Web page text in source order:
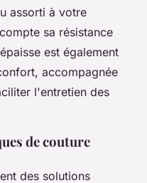
assorti à votre
sa résistance
est également
accompagnée
l'entretien des
de couture
des solutions